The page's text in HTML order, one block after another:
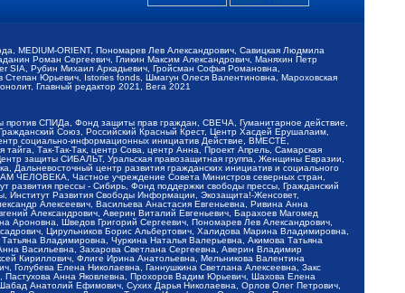
MEDIUM-ORIENT, Пономарев Лев Александрович, Савицкая Людмила
Роман Сергеевич, Гликин Максим Александрович, Маняхин Петр
Рубин Михаил Аркадьевич, Гройсман Софья Романовна,
Юрьевич, Istories fonds, Шмагун Олеся Валентиновна, Мароховская
Главный редактор 2021, Вега 2021
СПИДа, Фонд защиты прав граждан, СВЕЧА, Гуманитарное действие,
Союз, Российский Красный Крест, Центр Хасдей Ерушалаим,
социально-информационных инициатив Действие, ВМЕСТЕ,
Так-Так-Так, центр Сова, центр Анна, Проект Апрель, Самарская
защиты СИБАЛЬТ, Уральская правозащитная группа, Женщины Евразии,
Дальневосточный центр развития гражданских инициатив и социального
ЧЕЛОВЕКА, Частное учреждение Совета Министров северных стран,
прессы - Сибирь, Фонд поддержки свободы прессы, Гражданский
Институт Развития Свободы Информации, Экозащита!-Женсовет,
Алексеевич, Васильева Анастасия Евгеньевна, Ривина Анна
Александрович, Аверин Виталий Евгеньевич, Барахоев Магомед
Шведов Григорий Сергеевич, Пономарев Лев Александрович,
Цирульников Борис Альбертович, Халидова Марина Владимировна,
Владимировна, Чуркина Наталья Валерьевна, Акимова Татьяна
Васильевна, Захарова Светлана Сергеевна, Аверин Владимир
Кириллович, Флиге Ирина Анатольевна, Мельникова Валентина
Елена Николаевна, Ганнушкина Светлана Алексеевна, Закс
Анна Яковлевна, Прохоров Вадим Юрьевич, Шахова Елена
Анатолий Ефимович, Сухих Дарья Николаевна, Орлов Олег Петрович,